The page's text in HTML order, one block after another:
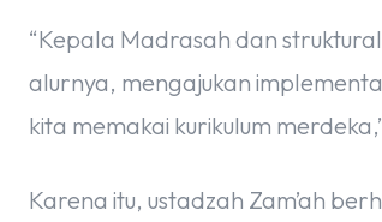
“Kepala Madrasah dan
alurnya, mengajukan
kita memakai kurikulum
Karena itu, ustadzah Zam’ah